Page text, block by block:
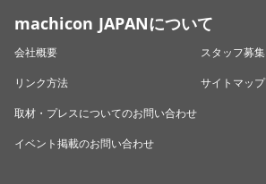
machicon JAPANについて
会社概要
スタッフ募集
リンク方法
サイトマップ
取材・プレスについてのお問い合わせ
イベント掲載のお問い合わせ